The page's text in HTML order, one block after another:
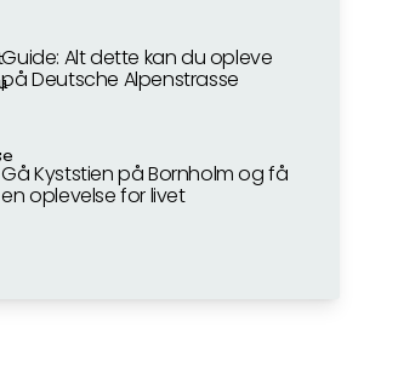
Guide: Alt dette kan du opleve
på Deutsche Alpenstrasse
Gå Kyststien på Bornholm og få
en oplevelse for livet